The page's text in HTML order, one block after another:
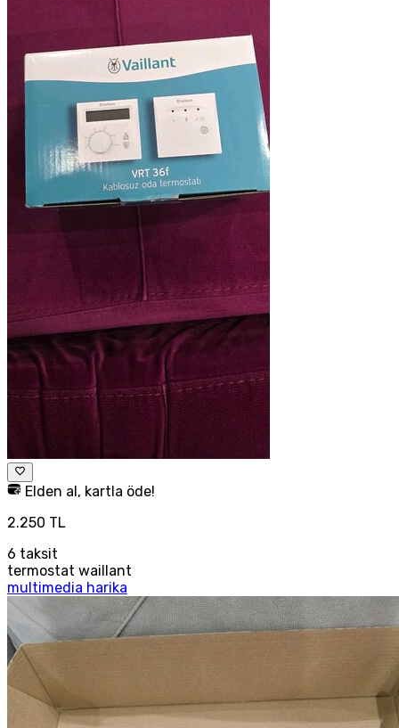
Elden al, kartla öde!
2.250 TL
6 taksit
termostat waillant
multimedia harika